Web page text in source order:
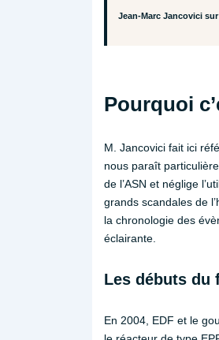
Jean-Marc Jancovici sur
Pourquoi
M. Jancovici fait ici
nous paraît
de l’ASN et néglige
grands scandales de
la chronologie des
éclairante.
Les débuts du
En 2004, EDF et le